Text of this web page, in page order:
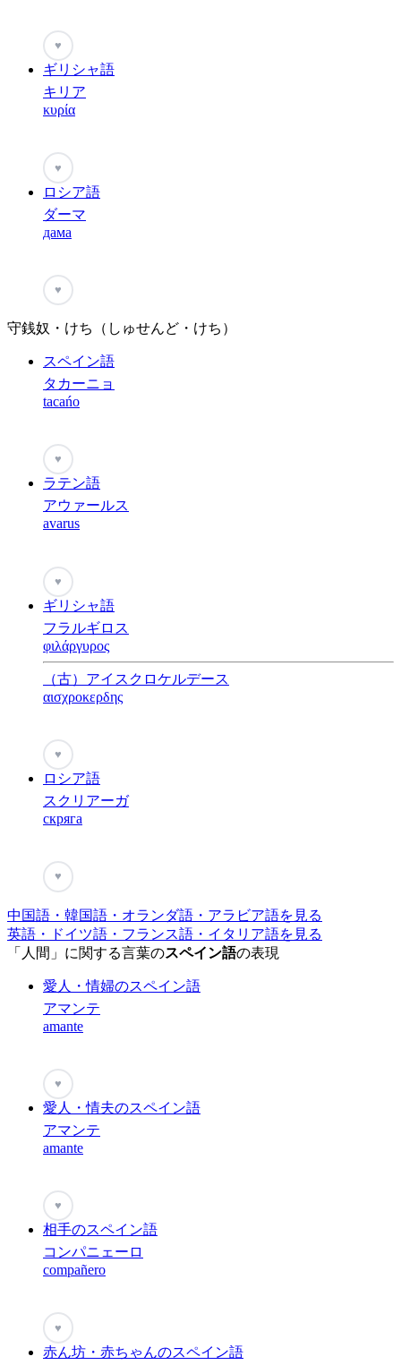
♥
ギリシャ語
キリア
κυρία
♥
ロシア語
ダーマ
дама
♥
守銭奴・けち（しゅせんど・けち）
スペイン語
タカーニョ
tacańo
♥
ラテン語
アウァールス
avarus
♥
ギリシャ語
フラルギロス
φιλάργυρος
（古）アイスクロケルデース
αισχροκερδης
♥
ロシア語
スクリアーガ
скряга
♥
中国語・韓国語・オランダ語・アラビア語を見る
英語・ドイツ語・フランス語・イタリア語を見る
「人間」に関する言葉のスペイン語の表現
愛人・情婦のスペイン語
アマンテ
amante
♥
愛人・情夫のスペイン語
アマンテ
amante
♥
相手のスペイン語
コンパニェーロ
compañero
♥
赤ん坊・赤ちゃんのスペイン語